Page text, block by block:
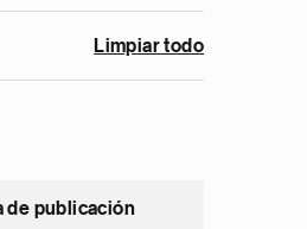
Limpiar todo
de publicación